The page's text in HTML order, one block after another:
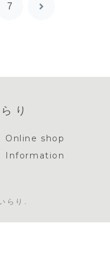
7
次
り
Online shop
Information
らり.